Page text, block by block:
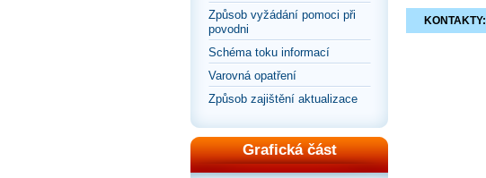
Způsob vyžádání pomoci při
povodni
Schéma toku informací
Varovná opatření
Způsob zajištění aktualizace
Grafická část
KONTAKTY: